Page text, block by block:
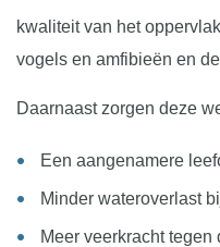
kwaliteit van het
vogels en amfibieën en
Daarnaast zorgen deze
Een aangenamere
Minder wateroverlast
Meer veerkracht tegen